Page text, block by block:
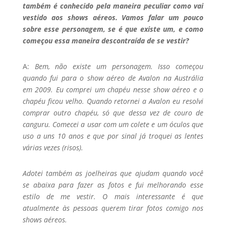
também é conhecido pela maneira peculiar como vai
vestido aos shows aéreos. Vamos falar um pouco
sobre esse personagem, se é que existe um, e como
começou essa maneira descontraída de se vestir?
A: Bem, não existe um personagem. Isso começou
quando fui para o show aéreo de Avalon na Austrália
em 2009. Eu comprei um chapéu nesse show aéreo e o
chapéu ficou velho. Quando retornei a Avalon eu resolvi
comprar outro chapéu, só que dessa vez de couro de
canguru. Comecei a usar com um colete e um óculos que
uso a uns 10 anos e que por sinal já troquei as lentes
várias vezes (risos).
Adotei também as joelheiras que ajudam quando você
se abaixa para fazer as fotos e fui melhorando esse
estilo de me vestir. O mais interessante é que
atualmente às pessoas querem tirar fotos comigo nos
shows aéreos.